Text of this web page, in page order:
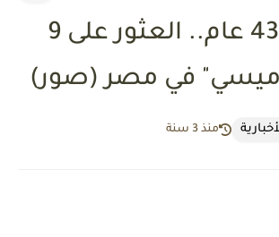
عمرها 4300 عام.. العثور على 9
"ميسي" في مصر (صور)
منذ 3 سنة